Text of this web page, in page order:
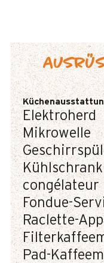
Elektroherd
Mikrowelle
Kühlschrank
congélateur
Fondue-
Raclette-
Pad-